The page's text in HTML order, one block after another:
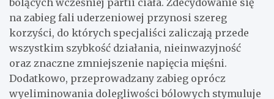
bolących wcześniej partii ciała. Zdecydowanie się
na zabieg fali uderzeniowej przynosi szereg
korzyści, do których specjaliści zaliczają przede
wszystkim szybkość działania, nieinwazyjność
oraz znaczne zmniejszenie napięcia mięśni.
Dodatkowo, przeprowadzany zabieg oprócz
wyeliminowania dolegliwości bólowych stymuluje